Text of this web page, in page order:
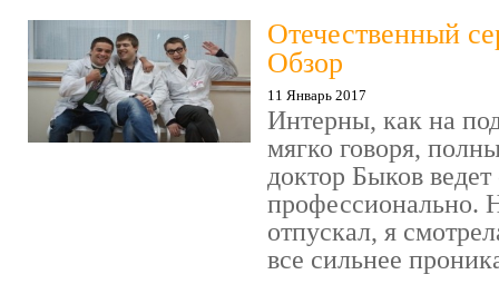
Отечественный
Обзор
11 Январь 2017
Интерны, как на
мягко говоря,
доктор Быков ведет
профессионально.
отпускал, я
все сильнее